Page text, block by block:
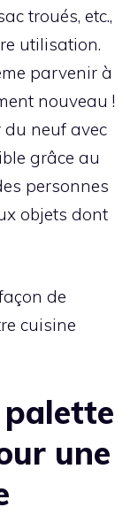
troués, etc.,
utilisation.
parvenir à
nouveau !
du neuf avec
grâce au
personnes
objets dont
de
cuisine
palette
une